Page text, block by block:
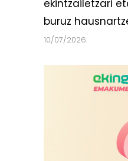
ekintzailetzari
buruz
10/07/2026